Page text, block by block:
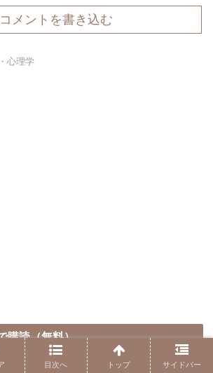
コメントを書き込む
心理学
購読（無料）
目次へ トップ サイドバー